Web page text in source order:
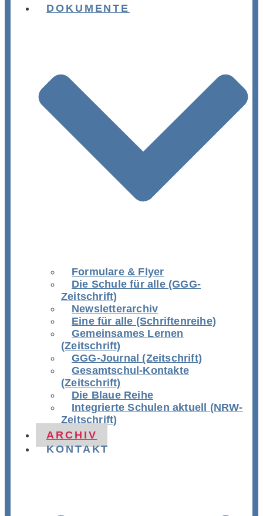
DOKUMENTE
Formulare & Flyer
Die Schule für alle (GGG-
Zeitschrift)
Newsletterarchiv
Eine für alle (Schriftenreihe)
Gemeinsames Lernen
(Zeitschrift)
GGG-Journal (Zeitschrift)
Gesamtschul-Kontakte
(Zeitschrift)
Die Blaue Reihe
Integrierte Schulen aktuell (NRW-
Zeitschrift)
ARCHIV
KONTAKT